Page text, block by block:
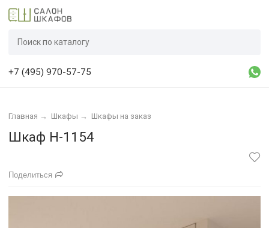
+7 (495) 970-57-75
Главная → Шкафы → Шкафы на заказ
Шкаф Н-1154
Поделиться